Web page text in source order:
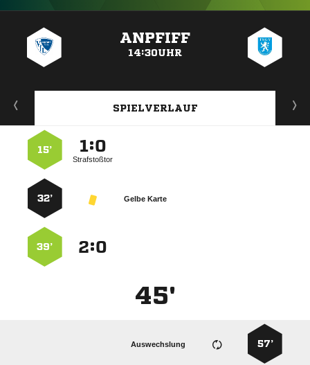
ANPFIFF
14:30UHR
SPIELVERLAUF
:
Strafstoßtor
15’
Gelbe Karte
32’
:
39’
45'
57’
Auswechslung